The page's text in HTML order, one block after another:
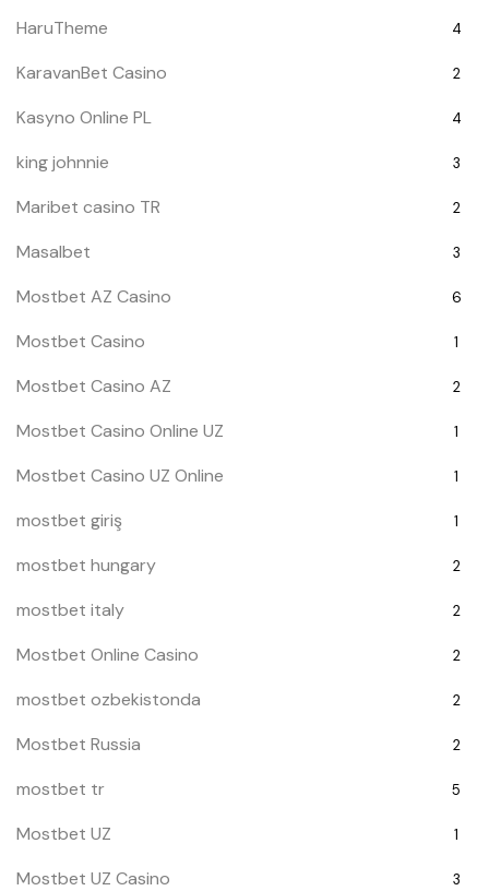
HaruTheme 4
KaravanBet Casino 2
Kasyno Online PL 4
king johnnie 3
Maribet casino TR 2
Masalbet 3
Mostbet AZ Casino 6
Mostbet Casino 1
Mostbet Casino AZ 2
Mostbet Casino Online UZ 1
Mostbet Casino UZ Online 1
mostbet giriş 1
mostbet hungary 2
mostbet italy 2
Mostbet Online Casino 2
mostbet ozbekistonda 2
Mostbet Russia 2
mostbet tr 5
Mostbet UZ 1
Mostbet UZ Casino 3